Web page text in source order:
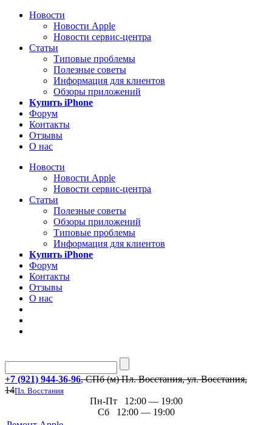
Новости
Новости Apple
Новости сервис-центра
Статьи
Типовые проблемы
Полезные советы
Информация для клиентов
Обзоры приложений
Купить iPhone
Форум
Контакты
Отзывы
О нас
Новости
Новости Apple
Новости сервис-центра
Статьи
Полезные советы
Обзоры приложений
Типовые проблемы
Информация для клиентов
Купить iPhone
Форум
Контакты
Отзывы
О нас
+7 (921) 944-36-96, СПб (м) Пл. Восстания, ул. Восстания,
14Пл. Восстания
Пн-Пт 12:00 — 19:00
Сб 12:00 — 19:00